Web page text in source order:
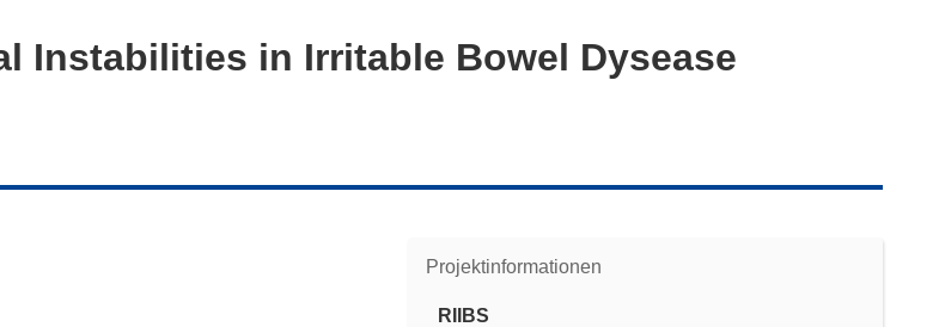
Instabilities in Irritable Bowel Dysease
Projektinformationen
RIIBS